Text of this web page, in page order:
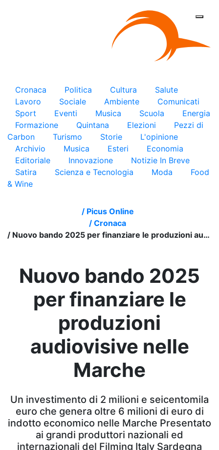
Cronaca Politica Cultura
Salute
Lavoro
Sociale Ambiente
Comunicati
Sport
Eventi Musica Scuola
Energia
Formazione
Quintana Elezioni
Pezzi di
Carbon
Turismo Storie
L'opinione
Archivio
Musica Esteri
Economia
Editoriale
Innovazione
Notizie In Breve
Satira
Scienza e Tecnologia Moda
Food
& Wine
/ Picus Online
/ Cronaca
/ Nuovo bando 2025 per finanziare le produzioni audiovisive nelle Marche
Nuovo bando 2025
per finanziare le
produzioni
audiovisive nelle
Marche
Un investimento di 2 milioni e seicentomila
euro che genera oltre 6 milioni di euro di
indotto economico nelle Marche Presentato
ai grandi produttori nazionali ed
internazionali del Filming Italy Sardegna